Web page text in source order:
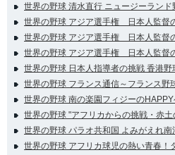
世界の野球 清水直行 ニュージーラン
世界の野球 アジア選手権 日本人監督
世界の野球 アジア選手権 日本人監督
世界の野球 アジア選手権 日本人監督
世界の野球 日本人指導者の挑戦 香港野
世界の野球 フランス通信～フランス野
世界の野球 南の楽園フィジーの
世界の野球 "アフリカからの挑戦・赤
世界の野球 パラオ共和国 よみがえれ
世界の野球 アフリカ球児の熱い青春！